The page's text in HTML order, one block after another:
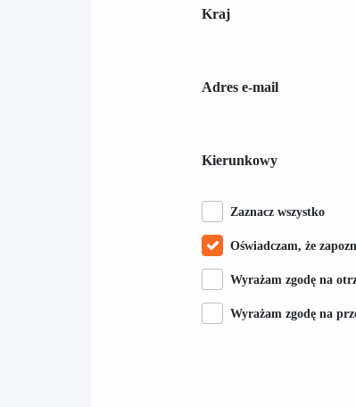
Kraj
Adres e-mail
Kierunkowy
Zaznacz wszystko
Oświadczam, że
Wyrażam zgodę na
Wyrażam zgodę na